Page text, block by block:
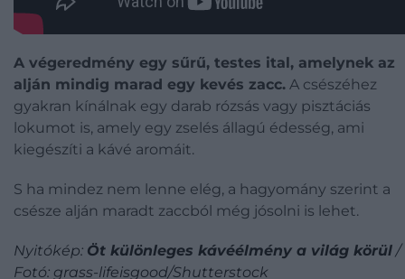
A végeredmény egy sűrű, testes ital, amelynek az
alján mindig marad egy kevés zacc. A csészéhez
gyakran kínálnak egy darab rózsás vagy pisztáciás
lokumot is, amely egy zselés állagú édesség, ami
kiegészíti a kávé aromáit.
S ha mindez nem lenne elég, a hagyomány szerint a
csésze alján maradt zaccból még jósolni is lehet.
Nyitókép: Öt különleges kávéélmény a világ körül/
Fotó: grass-lifeisgood/Shutterstock